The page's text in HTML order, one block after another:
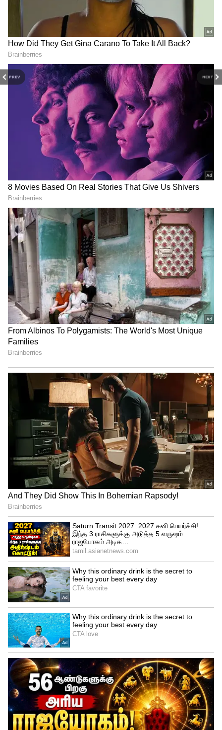
PREV NEXT
Image Credit :Yotube
ராக்கெட் அடுப்பு செய்வது எப்படி?
கேஸ் விலை உயர்வு அல்லது சிலிண்டர்
தட்டுப்பாடு போன்ற சூழ்நிலைகளில்
ராக்கெட் அடுப்பு சிறந்த மாற்றாக
அமைகிறது. இந்த அடுப்பு குறைந்த
விறகுகளை பயன்படுத்தி புகையில்லாமல்
சமைக்க உதவும் ஒரு தொழில்நுட்பமாகும்.
இந்த பிரத்யேக வடிவமைப்பைக் கொண்ட
அடுப்பு விறகுகளை முழுமையாக எரித்து,
புகையை குறைத்து, நேரடியாக வெப்பத்தை
சமையல் பாத்திரத்திற்கு கடத்துகிறது. இந்த
அடுப்பின் அடிப்பாகம் L வடிவத்தில்
இருப்பதால் காற்றோட்டம் அதிகரிக்கப்பட்டு,
நெருப்பு தீவிரமாக எரிந்து உணவு வேகமாக
சமைக்க பயன்படுகிறது.
Related Articles
LPG cylinder : கேஸ் சீக்கிரம் தீர்ந்துடுதா?
20 நாள் எக்ஸ்ட்ரா வரணுமா? இந்த 5
சிம்பிள் டிப்ஸ் ஃபாலோவ் பண்ணுங்க.!
PNG: சிலிண்டர் வேண்டாம்.! இனி 24
மணி நேரமும் பைப் மூலம் கேஸ் வரும்.!
PNG இணைப்பு வாங்குவது எப்படி?
3
8
Image Credit : Yotube
புகையில்லா விறகு அடுப்பு தயாரிக்கும்
முறை